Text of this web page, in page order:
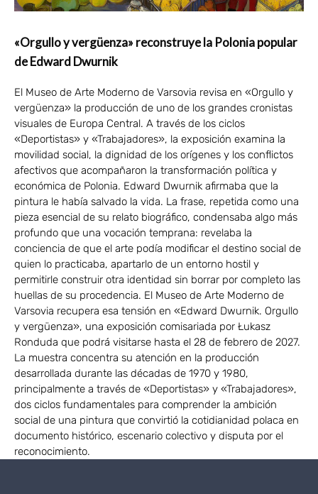
«Orgullo y vergüenza» reconstruye la Polonia popular
de Edward Dwurnik
El Museo de Arte Moderno de Varsovia revisa en «Orgullo y
vergüenza» la producción de uno de los grandes cronistas
visuales de Europa Central. A través de los ciclos
«Deportistas» y «Trabajadores», la exposición examina la
movilidad social, la dignidad de los orígenes y los conflictos
afectivos que acompañaron la transformación política y
económica de Polonia. Edward Dwurnik afirmaba que la
pintura le había salvado la vida. La frase, repetida como una
pieza esencial de su relato biográfico, condensaba algo más
profundo que una vocación temprana: revelaba la
conciencia de que el arte podía modificar el destino social de
quien lo practicaba, apartarlo de un entorno hostil y
permitirle construir otra identidad sin borrar por completo las
huellas de su procedencia. El Museo de Arte Moderno de
Varsovia recupera esa tensión en «Edward Dwurnik. Orgullo
y vergüenza», una exposición comisariada por Łukasz
Ronduda que podrá visitarse hasta el 28 de febrero de 2027.
La muestra concentra su atención en la producción
desarrollada durante las décadas de 1970 y 1980,
principalmente a través de «Deportistas» y «Trabajadores»,
dos ciclos fundamentales para comprender la ambición
social de una pintura que convirtió la cotidianidad polaca en
documento histórico, escenario colectivo y disputa por el
reconocimiento.